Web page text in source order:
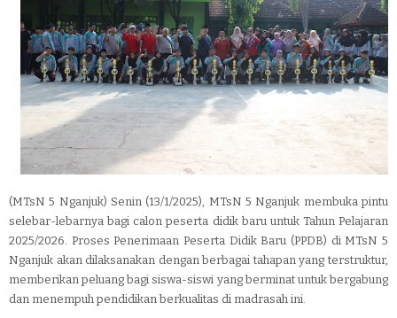
(MTsN 5 Nganjuk) Senin (13/1/2025), MTsN 5 Nganjuk membuka pintu
selebar-lebarnya bagi calon peserta didik baru untuk Tahun Pelajaran
2025/2026. Proses Penerimaan Peserta Didik Baru (PPDB) di MTsN 5
Nganjuk akan dilaksanakan dengan berbagai tahapan yang terstruktur,
memberikan peluang bagi siswa-siswi yang berminat untuk bergabung
dan menempuh pendidikan berkualitas di madrasah ini.